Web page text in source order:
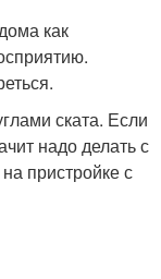
как
ската. Если
надо делать с
пристройке с